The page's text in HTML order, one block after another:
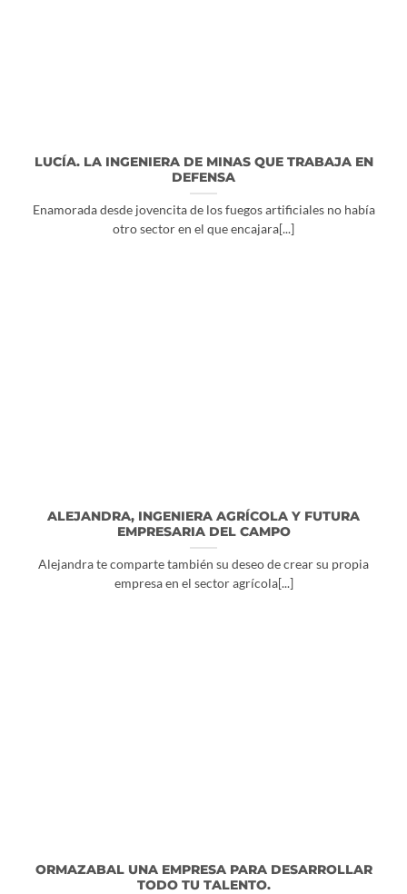
LUCÍA. LA INGENIERA DE MINAS QUE TRABAJA EN
DEFENSA
Enamorada desde jovencita de los fuegos artificiales no había
otro sector en el que encajara[...]
ALEJANDRA, INGENIERA AGRÍCOLA Y FUTURA
EMPRESARIA DEL CAMPO
Alejandra te comparte también su deseo de crear su propia
empresa en el sector agrícola[...]
ORMAZABAL UNA EMPRESA PARA DESARROLLAR
TODO TU TALENTO.